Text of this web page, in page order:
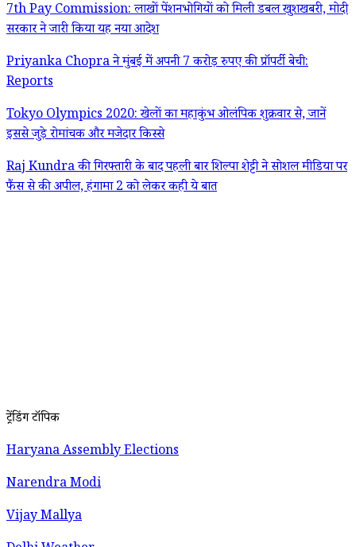
7th Pay Commission: लाखों पेंशनभोगियों को मिली डबल खुशखबरी, मोदी
सरकार ने जारी किया यह नया आदेश
Priyanka Chopra ने मुंबई में अपनी 7 करोड़ रुपए की प्रॉपर्टी बेची:
Reports
Tokyo Olympics 2020: खेलों का महाकुंभ ओलंपिक शुक्रवार से, जानें
इससे जुड़े रोमांचक और मजेदार किस्से
Raj Kundra की गिरफ्तारी के बाद पहली बार शिल्पा शेट्टी ने सोशल मीडिया पर
फैंस से की अपील, हंगामा 2 को लेकर कही ये बात
ट्रेंडिंग टॉपिक
Haryana Assembly Elections
Narendra Modi
Vijay Mallya